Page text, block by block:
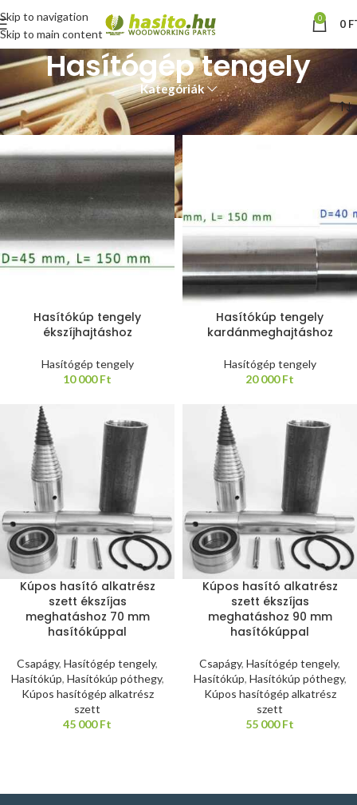
Skip to navigation
Skip to main content
0 0
Hasítógép tengely
Kategóriák
Kezdőlap Hasítógép tengely
Hasítókúp tengely
ékszíjhajtáshoz
Hasítógép tengely
10 000Ft
Hasítókúp tengely
kardánmeghajtáshoz
Hasítógép tengely
20 000Ft
Kúpos hasító alkatrész
szett ékszíjas
meghatáshoz 70 mm
hasítókúppal
Csapágy, Hasítógép tengely,
Hasítókúp, Hasítókúp póthegy,
Kúpos hasítógép alkatrész
szett
45 000Ft
Kúpos hasító alkatrész
szett ékszíjas
meghatáshoz 90 mm
hasítókúppal
Csapágy, Hasítógép tengely,
Hasítókúp, Hasítókúp póthegy,
Kúpos hasítógép alkatrész
szett
55 000Ft